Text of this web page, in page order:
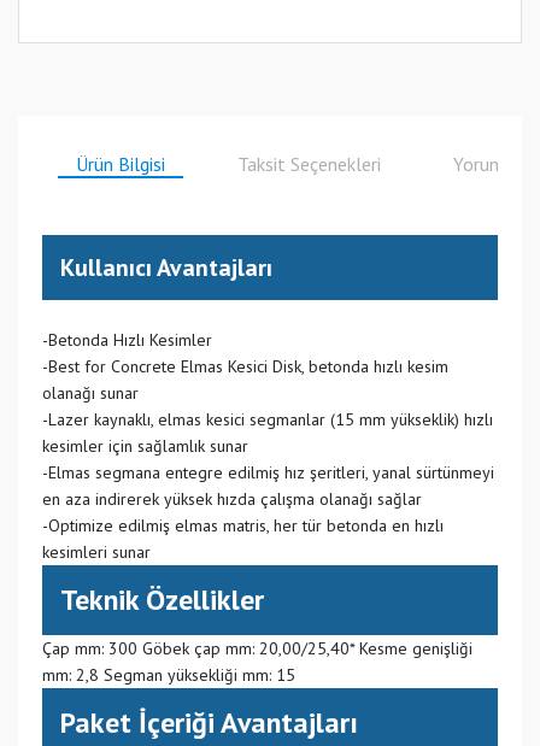
Ürün Bilgisi Taksit Seçenekleri Yorumlar
Kullanıcı Avantajları
-Betonda Hızlı Kesimler
-Best for Concrete Elmas Kesici Disk, betonda hızlı kesim
olanağı sunar
-Lazer kaynaklı, elmas kesici segmanlar (15 mm yükseklik) hızlı
kesimler için sağlamlık sunar
-Elmas segmana entegre edilmiş hız şeritleri, yanal sürtünmeyi
en aza indirerek yüksek hızda çalışma olanağı sağlar
-Optimize edilmiş elmas matris, her tür betonda en hızlı
kesimleri sunar
Teknik Özellikler
Çap mm: 300 Göbek çap mm: 20,00/25,40* Kesme genişliği
mm: 2,8 Segman yüksekliği mm: 15
Paket İçeriği Avantajları